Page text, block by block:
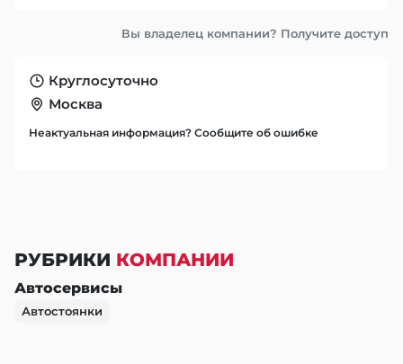
Вы владелец компании? Получите доступ
Круглосуточно
Москва
Неактуальная информация? Сообщите об ошибке
РУБРИКИ КОМПАНИИ
Автосервисы
Автостоянки